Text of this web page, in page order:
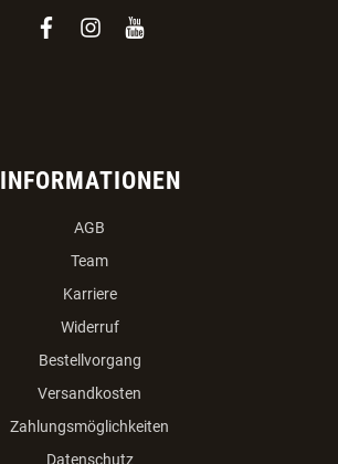
facebook
instagram
youtube
INFORMATIONEN
AGB
Team
Karriere
Widerruf
Bestellvorgang
Versandkosten
Zahlungsmöglichkeiten
Datenschutz